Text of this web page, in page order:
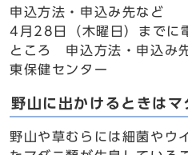
申込方法・申込み先など
4月28日（木曜日）までに
ところ 申込方法・申込み
東保健センター
野山に出かけるときはマ
野山や草むらには細菌やウ